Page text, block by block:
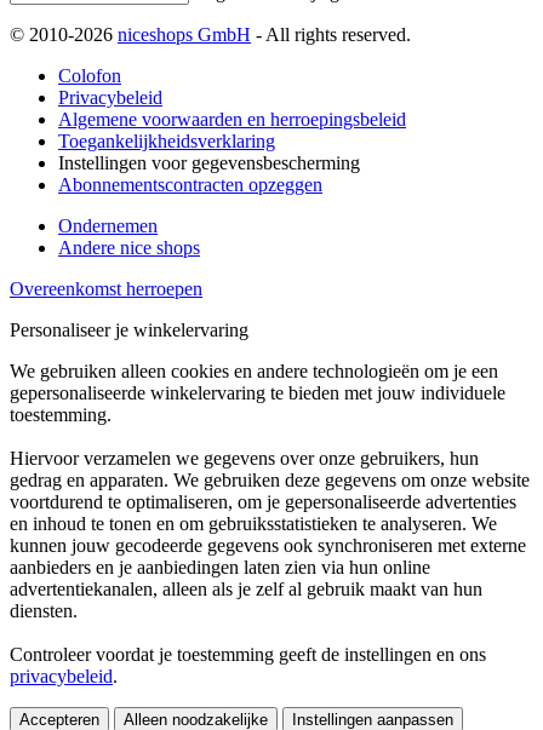
© 2010-2026 niceshops GmbH - All rights reserved.
Colofon
Privacybeleid
Algemene voorwaarden en herroepingsbeleid
Toegankelijkheidsverklaring
Instellingen voor gegevensbescherming
Abonnementscontracten opzeggen
Ondernemen
Andere nice shops
Overeenkomst herroepen
Personaliseer je winkelervaring
We gebruiken alleen cookies en andere technologieën om je een
gepersonaliseerde winkelervaring te bieden met jouw individuele
toestemming.
Hiervoor verzamelen we gegevens over onze gebruikers, hun
gedrag en apparaten. We gebruiken deze gegevens om onze website
voortdurend te optimaliseren, om je gepersonaliseerde advertenties
en inhoud te tonen en om gebruiksstatistieken te analyseren. We
kunnen jouw gecodeerde gegevens ook synchroniseren met externe
aanbieders en je aanbiedingen laten zien via hun online
advertentiekanalen, alleen als je zelf al gebruik maakt van hun
diensten.
Controleer voordat je toestemming geeft de instellingen en ons
privacybeleid.
Accepteren Alleen noodzakelijke Instellingen aanpassen